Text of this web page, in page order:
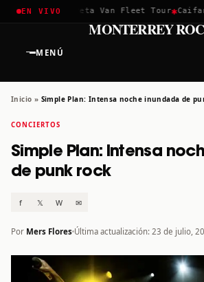
EN VIVO
2026 ✱Greta Van Fleet Tour✱
MENÚ
MONTERREY
Inicio » Simple Plan: Intensa noche inundada de
CONCIERTOS
Simple Plan: Intensa
de punk rock
f 𝕏 W ✉
Por Mers Flores Última actualización: 23 de julio,